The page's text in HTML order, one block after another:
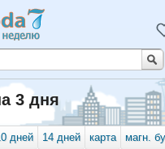
3 дня
дней 14 дней карта магн.